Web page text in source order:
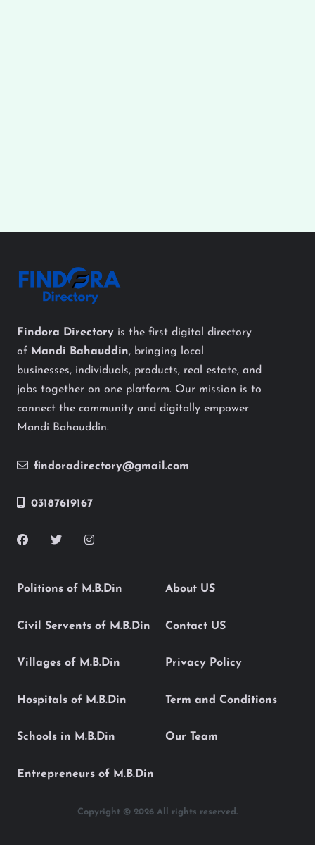
Findora Directory is the first digital directory
of Mandi Bahauddin, bringing local
businesses, individuals, products, real estate, and
jobs together on one platform. Our mission is to
connect the community and digitally empower
Mandi Bahauddin.
findoradirectory@gmail.com
03187619167
Politions of M.B.Din
Civil Servents of M.B.Din
Villages of M.B.Din
Hospitals of M.B.Din
Schools in M.B.Din
Entrepreneurs of M.B.Din
About US
Contact US
Privacy Policy
Term and Conditions
Our Team
Copyright © 2026 All rights reserved.